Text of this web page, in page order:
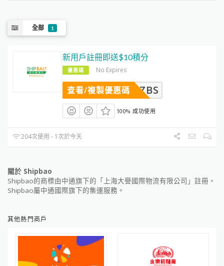
全部 1
新用戶註冊即送$10積分
優惠碼 No Expires
BPMHSZBS
查看/複製優惠碼
100% 成功使用
204次使用 - 1次於今天
關於 Shipbao
Shipbao的商標由中通旗下的「上海大譽國際物流有限公司」註冊。
Shipbao屬中通國際旗下的集運服務。
其他熱門商戶